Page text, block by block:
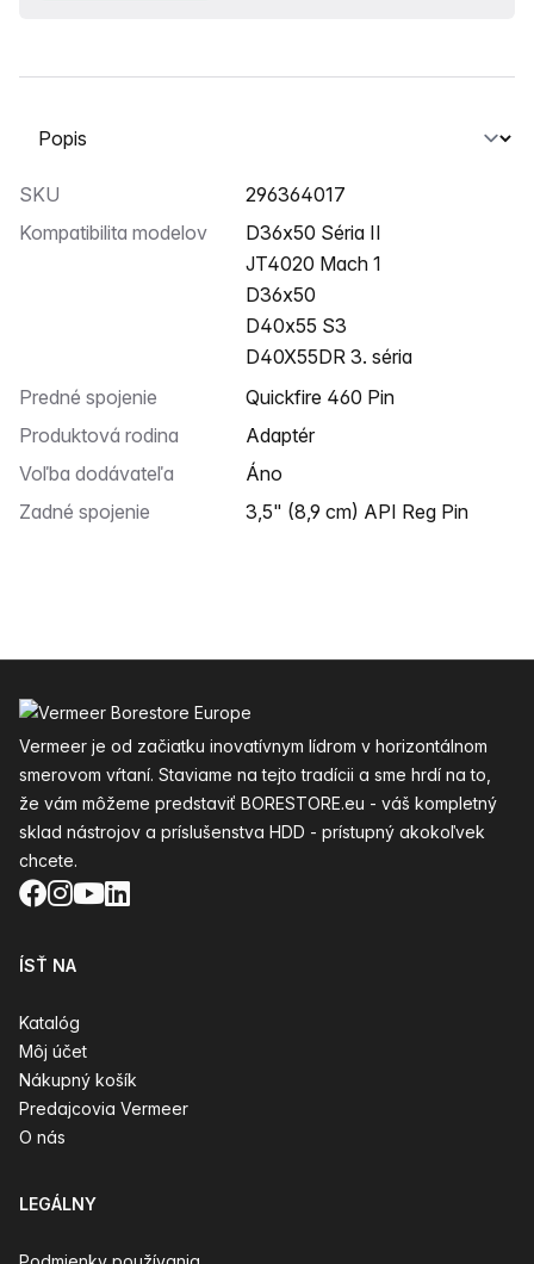
Vyberte kartu
SKU
296364017
Kompatibilita modelov
D36x50 Séria II
JT4020 Mach 1
D36x50
D40x55 S3
D40X55DR 3. séria
Predné spojenie
Quickfire 460 Pin
Produktová rodina
Adaptér
Voľba dodávateľa
Áno
Zadné spojenie
3,5" (8,9 cm) API Reg Pin
Vermeer je od začiatku inovatívnym lídrom v horizontálnom
smerovom vŕtaní. Staviame na tejto tradícii a sme hrdí na to,
že vám môžeme predstaviť BORESTORE.eu - váš kompletný
sklad nástrojov a príslušenstva HDD - prístupný akokoľvek
chcete.
Facebook
Instagram
YouTube
LinkedIn
ÍSŤ NA
Katalóg
Môj účet
Nákupný košík
Predajcovia Vermeer
O nás
LEGÁLNY